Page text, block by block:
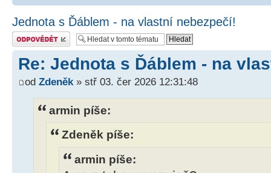
Jednota s Ďáblem - na vlastní nebezpečí!
Odeslat odpověď
Re: Jednota s Ďáblem - na
od Zdeněk» stř 03. čer 2026 12:31:48
armin píše:
Zdeněk píše:
armin píše: